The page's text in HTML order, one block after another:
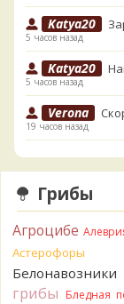
Katya20
5 часов назад
Katya20
5 часов назад
Verona
19 часов назад
Verona
переданы
19 часов назад
Правильно
20 часов назад
BorisM
20 часов назад
Грибы
Агроцибе
Астерофоры
Белонавозники
грибы Бледная